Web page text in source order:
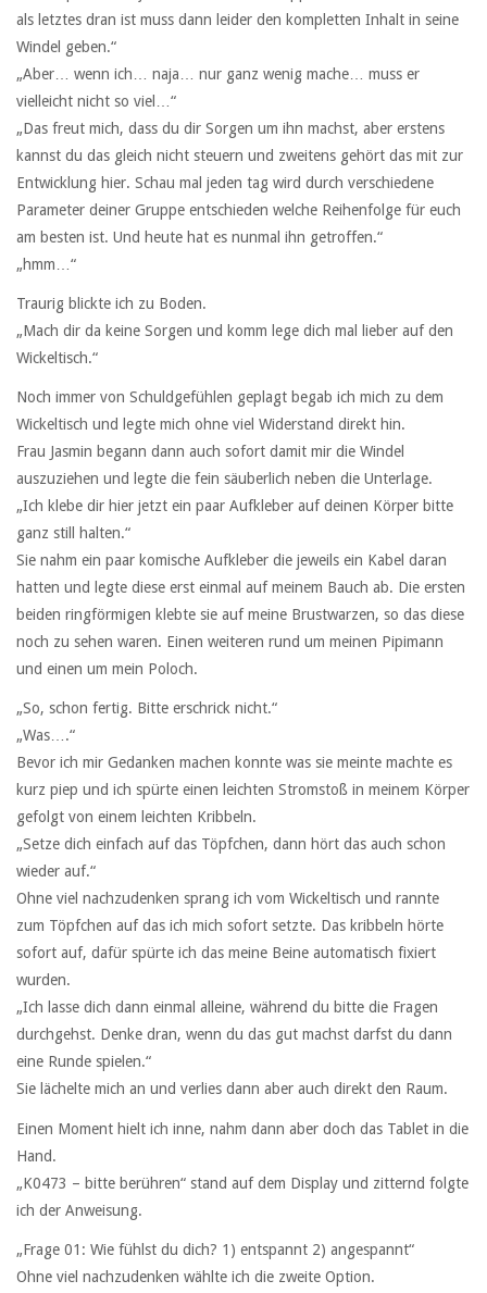
als letztes dran ist muss dann leider den kompletten Inhalt in seine
Windel geben.“
„Aber… wenn ich… naja… nur ganz wenig mache… muss er
vielleicht nicht so viel…“
„Das freut mich, dass du dir Sorgen um ihn machst, aber erstens
kannst du das gleich nicht steuern und zweitens gehört das mit zur
Entwicklung hier. Schau mal jeden tag wird durch verschiedene
Parameter deiner Gruppe entschieden welche Reihenfolge für euch
am besten ist. Und heute hat es nunmal ihn getroffen.“
„hmm…“
Traurig blickte ich zu Boden.
„Mach dir da keine Sorgen und komm lege dich mal lieber auf den
Wickeltisch.“
Noch immer von Schuldgefühlen geplagt begab ich mich zu dem
Wickeltisch und legte mich ohne viel Widerstand direkt hin.
Frau Jasmin begann dann auch sofort damit mir die Windel
auszuziehen und legte die fein säuberlich neben die Unterlage.
„Ich klebe dir hier jetzt ein paar Aufkleber auf deinen Körper bitte
ganz still halten.“
Sie nahm ein paar komische Aufkleber die jeweils ein Kabel daran
hatten und legte diese erst einmal auf meinem Bauch ab. Die ersten
beiden ringförmigen klebte sie auf meine Brustwarzen, so das diese
noch zu sehen waren. Einen weiteren rund um meinen Pipimann
und einen um mein Poloch.
„So, schon fertig. Bitte erschrick nicht.“
„Was….“
Bevor ich mir Gedanken machen konnte was sie meinte machte es
kurz piep und ich spürte einen leichten Stromstoß in meinem Körper
gefolgt von einem leichten Kribbeln.
„Setze dich einfach auf das Töpfchen, dann hört das auch schon
wieder auf.“
Ohne viel nachzudenken sprang ich vom Wickeltisch und rannte
zum Töpfchen auf das ich mich sofort setzte. Das kribbeln hörte
sofort auf, dafür spürte ich das meine Beine automatisch fixiert
wurden.
„Ich lasse dich dann einmal alleine, während du bitte die Fragen
durchgehst. Denke dran, wenn du das gut machst darfst du dann
eine Runde spielen.“
Sie lächelte mich an und verlies dann aber auch direkt den Raum.
Einen Moment hielt ich inne, nahm dann aber doch das Tablet in die
Hand.
„K0473 – bitte berühren“ stand auf dem Display und zitternd folgte
ich der Anweisung.
„Frage 01: Wie fühlst du dich? 1) entspannt 2) angespannt“
Ohne viel nachzudenken wählte ich die zweite Option.